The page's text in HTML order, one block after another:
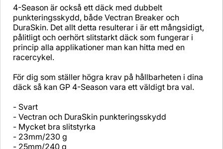
4-Season är också ett däck med dubbelt
punkteringsskydd, både Vectran Breaker och
DuraSkin. Det allt detta resulterar i är ett mångsidigt,
pålitligt och oerhört slitstarkt däck som fungerar i
princip alla applikationer man kan hitta med en
racercykel.
För dig som ställer högra krav på hållbarheten i dina
däck så kan GP 4-Season vara ett väldigt bra val.
- Svart
- Vectran och DuraSkin punkteringsskydd
- Mycket bra slitstyrka
- 23mm/230 g
- 25mm/240 g